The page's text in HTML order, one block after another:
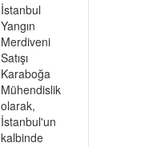
İstanbul
Yangın
Merdiveni
Satışı
Karaboğa
Mühendislik
olarak,
İstanbul'un
kalbinde